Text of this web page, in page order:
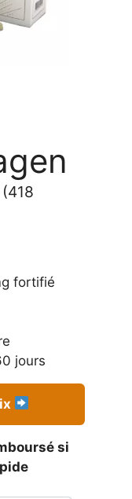
fortifié
jours
si